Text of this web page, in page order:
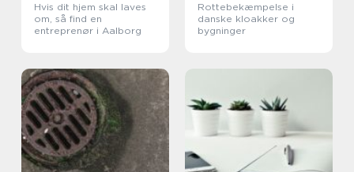
Hvis dit hjem skal laves
om, så find en
entreprenør i Aalborg
Rottebekæmpelse i
danske kloakker og
bygninger